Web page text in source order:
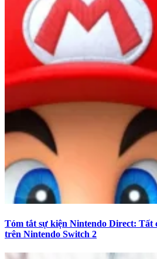
Tóm tắt sự kiện Nintendo Direct: Tất
trên Nintendo Switch 2